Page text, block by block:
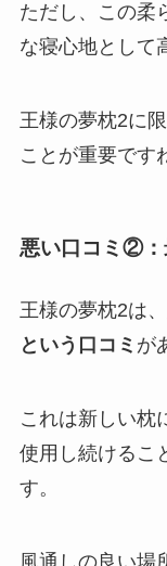
ただし、この柔
な寝心地として
王様の夢枕2に
ことが重要です
悪い口コミ②：
王様の夢枕2は
という口コミ が
これは新しい枕
使用し続けるこ
す。
風通しの良い場